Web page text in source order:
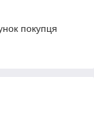
покупця